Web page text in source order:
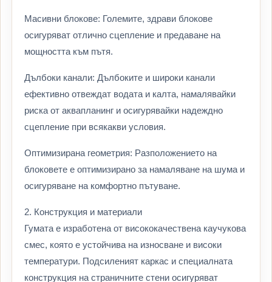
Масивни блокове: Големите, здрави блокове
осигуряват отлично сцепление и предаване на
мощността към пътя.
Дълбоки канали: Дълбоките и широки канали
ефективно отвеждат водата и калта, намалявайки
риска от аквапланинг и осигурявайки надеждно
сцепление при всякакви условия.
Оптимизирана геометрия: Разположението на
блоковете е оптимизирано за намаляване на шума и
осигуряване на комфортно пътуване.
2. Конструкция и материали
Гумата е изработена от висококачествена каучукова
смес, която е устойчива на износване и високи
температури. Подсиленият каркас и специалната
конструкция на страничните стени осигуряват